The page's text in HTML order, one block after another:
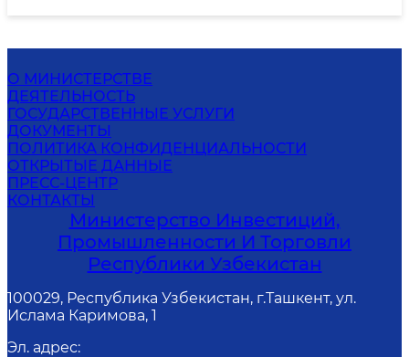
О МИНИСТЕРСТВЕ
ДЕЯТЕЛЬНОСТЬ
ГОСУДАРСТВЕННЫЕ УСЛУГИ
ДОКУМЕНТЫ
ПОЛИТИКА КОНФИДЕНЦИАЛЬНОСТИ
ОТКРЫТЫЕ ДАННЫЕ
ПРЕСС-ЦЕНТР
КОНТАКТЫ
Министерство Инвестиций,
Промышленности И Торговли
Республики Узбекистан
100029, Республика Узбекистан, г.Ташкент, ул.
Ислама Каримова, 1
Эл. адрес: